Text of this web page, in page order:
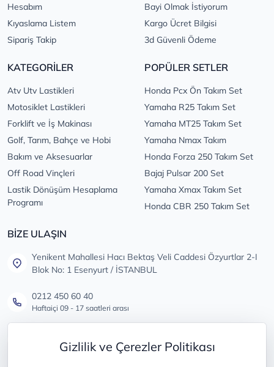
Gizlilik ve Çerezler Politikası
Hesabım
Kıyaslama Listem
Sipariş Takip
Bayi Olmak İstiyorum
Kargo Ücret Bilgisi
3d Güvenli Ödeme
KATEGORİLER
Atv Utv Lastikleri
Motosiklet Lastikleri
Forklift ve İş Makinası
Golf, Tarım, Bahçe ve Hobi
Bakım ve Aksesuarlar
Off Road Vinçleri
Lastik Dönüşüm Hesaplama
Programı
POPÜLER SETLER
Honda Pcx Ön Takım Set
Yamaha R25 Takım Set
Yamaha MT25 Takım Set
Yamaha Nmax Takım
Honda Forza 250 Takım Set
Bajaj Pulsar 200 Set
Yamaha Xmax Takım Set
Honda CBR 250 Takım Set
BİZE ULAŞIN
Yenikent Mahallesi Hacı Bektaş Veli Caddesi Özyurtlar 2-I
Blok No: 1 Esenyurt / İSTANBUL
0212 450 60 40
Haftaiçi 09 - 17 saatleri arası
Tüm öneri ve şikayetleriniz için